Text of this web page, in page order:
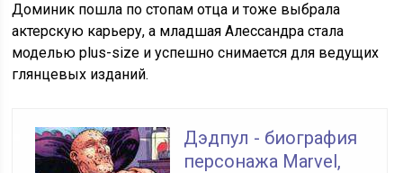
Доминик пошла по стопам отца и тоже выбрала
актерскую карьеру, а младшая Алессандра стала
моделью plus-size и успешно снимается для ведущих
глянцевых изданий.
Дэдпул - биография
персонажа Marvel,